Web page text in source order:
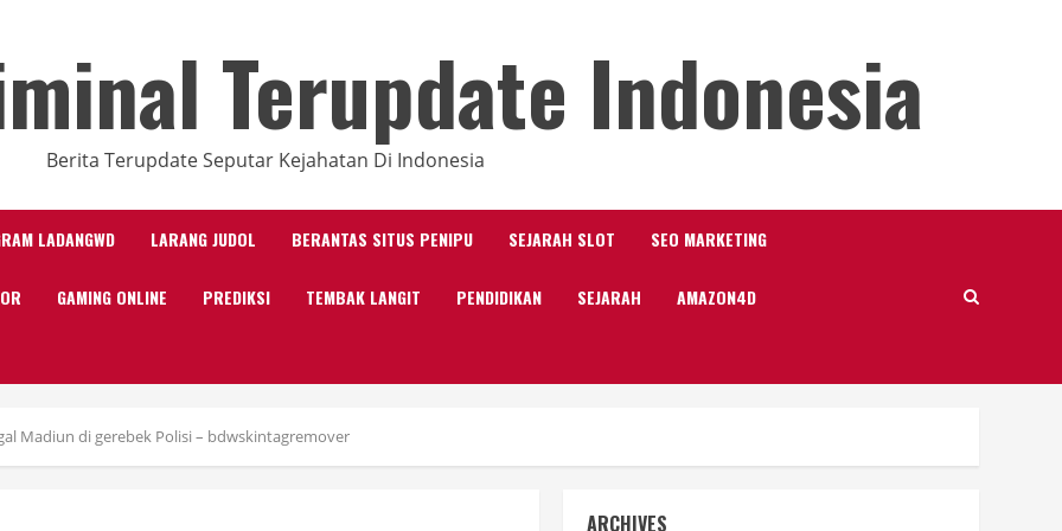
Terupdate Indonesia
Berita Terupdate Seputar Kejahatan Di Indonesia
LADANGWD LARANG JUDOL BERANTAS SITUS PENIPU SEJARAH SLOT SEO MARKETING
GAMING ONLINE PREDIKSI TEMBAK LANGIT PENDIDIKAN SEJARAH AMAZON4D
Madiun di gerebek Polisi – bdwskintagremover
ARCHIVES